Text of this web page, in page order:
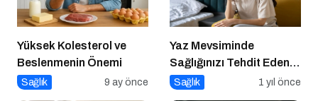
Yüksek Kolesterol ve
Beslenmenin Önemi
Sağlık 9 ay önce
Yaz Mevsiminde
Sağlığınızı Tehdit Eden
Hastalıklara Dikkat!
Sağlık 1 yıl önce